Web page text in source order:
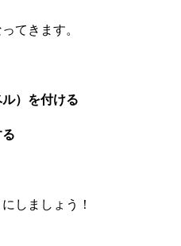
てきます。
）を付ける
しましょう！